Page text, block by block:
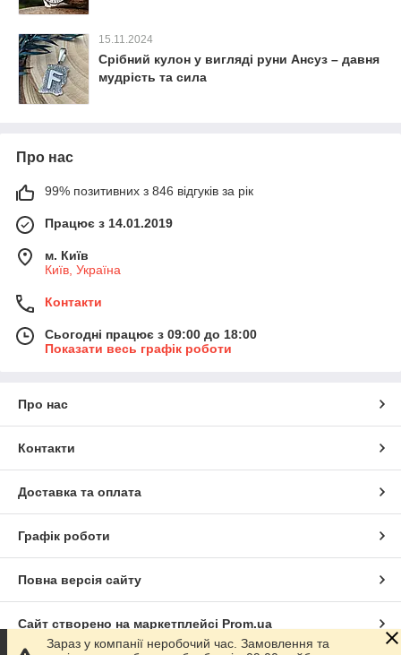
15.11.2024
Срібний кулон у вигляді руни Ансуз – давня
мудрість та сила
Про нас
99% позитивних з 846 відгуків за рік
Працює з 14.01.2019
м. Київ
Київ, Україна
Контакти
Сьогодні працює з 09:00 до 18:00
Показати весь графік роботи
Про нас
Контакти
Доставка та оплата
Графік роботи
Повна версія сайту
Сайт створено на маркетплейсі Prom.ua
Зараз у компанії неробочий час. Замовлення та